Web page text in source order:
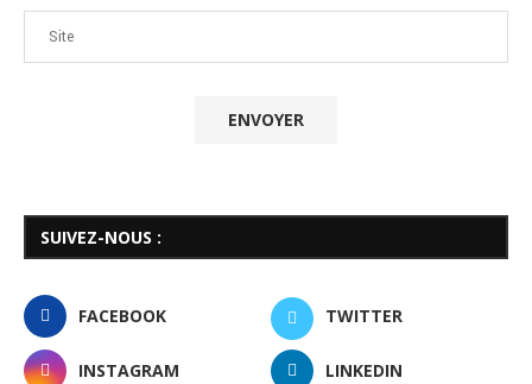
SUIVEZ-NOUS :
FACEBOOK TWITTER
INSTAGRAM LINKEDIN